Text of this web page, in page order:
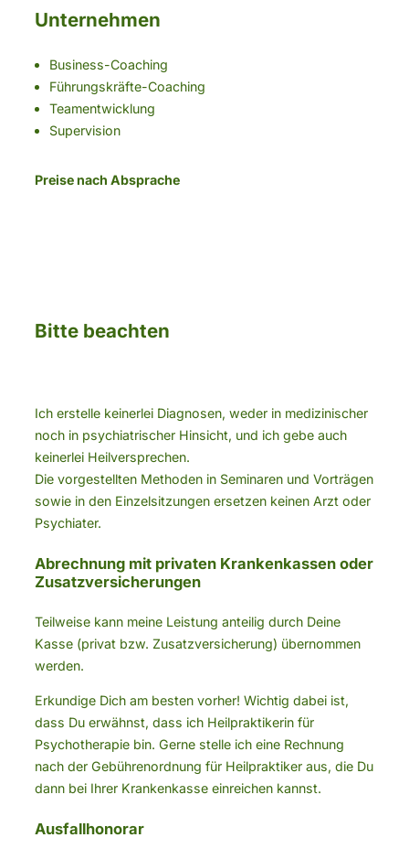
Unternehmen
Business-Coaching
Führungskräfte-Coaching
Teamentwicklung
Supervision
Preise nach Absprache
Bitte beachten
Ich erstelle keinerlei Diagnosen, weder in medizinischer
noch in psychiatrischer Hinsicht, und ich gebe auch
keinerlei Heilversprechen.
Die vorgestellten Methoden in Seminaren und Vorträgen
sowie in den Einzelsitzungen ersetzen keinen Arzt oder
Psychiater.
Abrechnung mit privaten Krankenkassen oder
Zusatzversicherungen
Teilweise kann meine Leistung anteilig durch Deine
Kasse (privat bzw. Zusatzversicherung) übernommen
werden.
Erkundige Dich am besten vorher! Wichtig dabei ist,
dass Du erwähnst, dass ich Heilpraktikerin für
Psychotherapie bin. Gerne stelle ich eine Rechnung
nach der Gebührenordnung für Heilpraktiker aus, die Du
dann bei Ihrer Krankenkasse einreichen kannst.
Ausfallhonorar